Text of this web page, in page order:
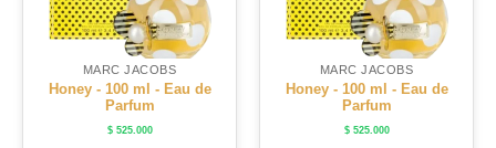
MARC JACOBS
Honey - 100 ml - Eau de
Parfum
$525.000
MARC JACOBS
Honey - 100 ml - Eau de
Parfum
$525.000